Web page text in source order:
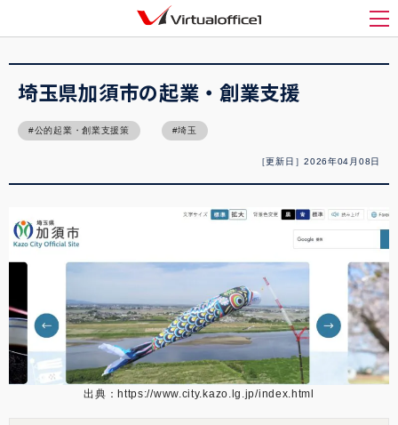
メ
バーチャルオフィス1(Virtualoffice1)
埼玉県加須市の起業・創業支援
公的起業・創業支援策 埼玉
［更新日］2026年04月08日
出典： https://www.city.kazo.lg.jp/index.html